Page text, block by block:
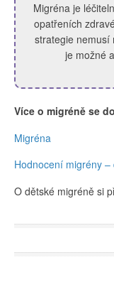
Migréna je
opatřeních
strategie nemusí
je možné
Více o migréně se
Migréna
Hodnocení migrény
O dětské migréně si